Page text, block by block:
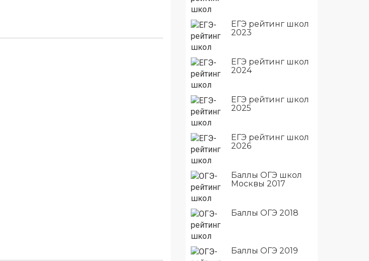
ЕГЭ рейтинг школ
2023
ЕГЭ рейтинг школ
2024
ЕГЭ рейтинг школ
2025
ЕГЭ рейтинг школ
2026
Баллы ОГЭ школ
Москвы 2017
Баллы ОГЭ 2018
Баллы ОГЭ 2019